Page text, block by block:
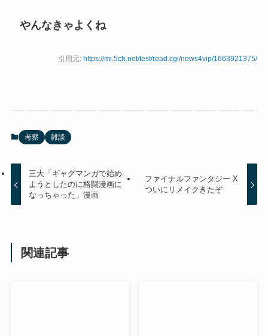
やんなきゃよくね
引用元: https://mi.5ch.net/test/read.cgi/news4vip/1663921375/
考察 雑談
三大「ギャグマンガで始め
ようとしたのに格闘漫画に
なっちゃった」漫画
ファイナルファンタジー X
ついにリメイクきたぞ
関連記事